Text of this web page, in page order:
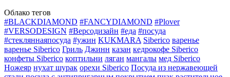
Облако тегов
#BLACKDIAMOND #FANCYDIAMOND #Plover
#VERSODESIGN #Версодизайн #еда #посуда
#стекляннаяпосуда #ужин KUKMARA Siberico варенье
варенье Siberico Гриль Джинн казан кедрокофе Siberico
конфеты Siberico коптильни ляган мангалы мед Siberico
Ножеяр нухат шурак орехи Siberico Посуда из нержавеющей